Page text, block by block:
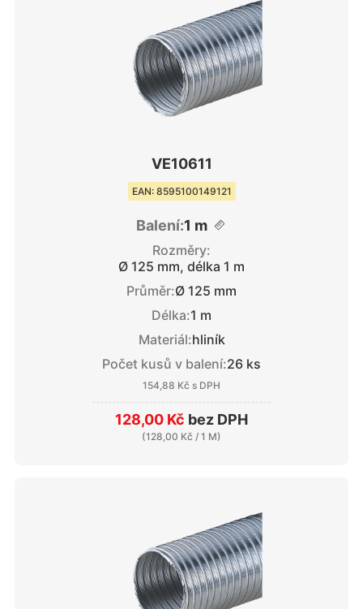
VE10611
EAN: 8595100149121
Balení:1 m
Rozměry:
Ø 125 mm, délka 1 m
Průměr:Ø 125 mm
Délka:1 m
Materiál:hliník
Počet kusů v balení:26 ks
154,88 Kč s DPH
128,00 Kč bez DPH
(128,00 Kč / 1 M)